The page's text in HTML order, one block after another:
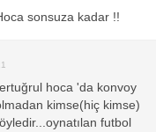
sonsuza kadar !!
ertuğrul hoca 'da konvoy
kimse(hiç kimse)
futbol